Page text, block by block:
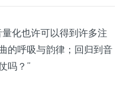
化也许可以得到许多注
的呼吸与韵律；回归到音
吗？”